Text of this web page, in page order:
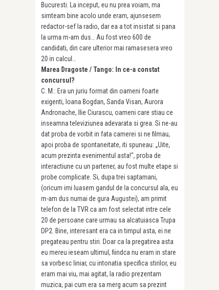
Bucuresti. La inceput, eu nu prea voiam, ma
simteam bine acolo unde eram, ajunsesem
redactor-sef la radio, dar ea a tot insistat si pana
la urma m-am dus… Au fost vreo 600 de
candidati, din care ulterior mai ramasesera vreo
20 in calcul…
Marea Dragoste / Tango: In ce-a constat
concursul?
C. M.: Era un juriu format din oameni foarte
exigenti, Ioana Bogdan, Sanda Visan, Aurora
Andronache, Ilie Ciurascu, oameni care stiau ce
inseamna televiziu­nea adevarata si grea. Si ne-au
dat proba de vorbit in fata camerei si ne filmau,
apoi proba de spontaneitate, iti spuneau: „Uite,
acum prezinta evenimentul asta!“, proba de
interactiune cu un partener, au fost multe etape si
probe complicate. Si, dupa trei saptamani,
(oricum imi luasem gandul de la concursul ala, eu
m-am dus numai de gura Augustei), am primit
telefon de la TVR ca am fost selectat intre cele
20 de persoane care urmau sa alcatuiasca Trupa
DP2. Bine, interesant era ca in timpul asta, ei ne
pregateau pentru stiri. Doar ca la pregatirea asta
eu mereu ieseam ultimul, fiindca nu eram in stare
sa vorbesc liniar, cu intonatia specifica stirilor, eu
eram mai viu, mai agitat, la radio prezentam
muzica, pai cum era sa merg acum sa prezint